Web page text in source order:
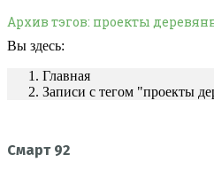
Архив тэгов: проекты
Вы здесь:
Главная
Записи с тегом "проекты
Смарт 92